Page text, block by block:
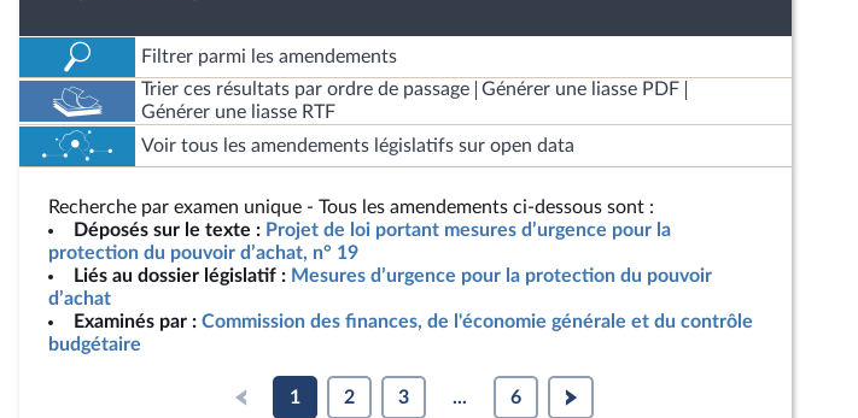
Filtrer parmi les amendements
Trier ces résultats par ordre de passage
Générer une liasse PDF
Générer une liasse RTF
Voir tous les amendements législatifs sur open data
Recherche par examen unique - Tous les amendements ci-dessous sont :
Déposés sur le texte : Projet de loi portant mesures d’urgence pour la
protection du pouvoir d’achat, n° 19
Liés au dossier législatif : Mesures d’urgence pour la protection du pouvoir
d’achat
Examinés par : Commission des finances, de l'économie générale et du contrôle
budgétaire
1 2 3 ... 6